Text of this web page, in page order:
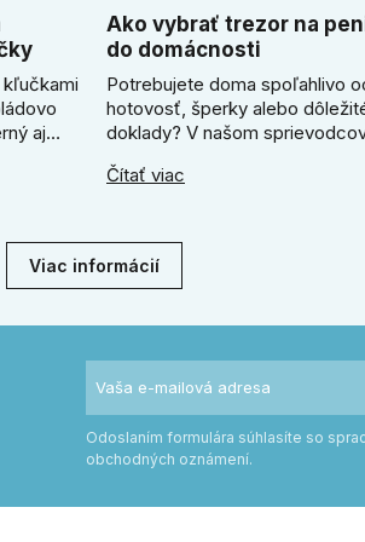
aj
Nové
Ako vybrať trezor na
do domácnosti
Potrebujete doma spoľahlivo
hotovosť, šperky alebo
doklady? V našom
Zistíte, či radšej zvoliť
ukotvenie.
Čítať viac
Viac informácií
Odoslaním formulára súhlasíte so
obchodných oznámení.